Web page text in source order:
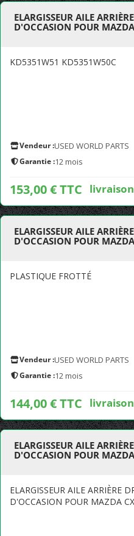
ELARGISSEUR AILE
D'OCCASION POUR
KD5351W51 KD5351W50C
Vendeur :USED WORLD PARTS
Garantie :12 mois
153,00 € TTC
ELARGISSEUR AILE
D'OCCASION POUR
PLASTIQUE FROTTÉ
Vendeur :USED WORLD PARTS
Garantie :12 mois
144,00 € TTC
ELARGISSEUR AILE
D'OCCASION POUR
ELARGISSEUR AILE ARRIÈRE
D'OCCASION POUR MAZDA